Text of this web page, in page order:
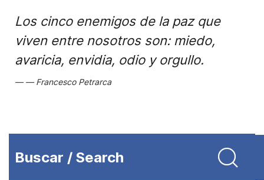
Los cinco enemigos de la paz que
viven entre nosotros son: miedo,
avaricia, envidia, odio y orgullo.
Francesco Petrarca
Buscar / Search